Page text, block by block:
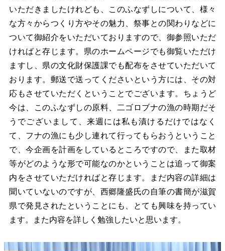
いただきましたけれども、このふなずしについて、様々
な方々からつくり方やその魅力、祭事との関わりなどに
ついて御紹介をいただいておりますので、御参照いただ
ければと存じます。県のホームページでも御覧いただけ
ますし、県の文化財保護課でも配布をさせていただいて
おります。郵送で送ってくださいという方には、その対
応もさせていただくということでございます。ちょうど
今は、このふなずしの原料、二ゴロブナの漁の時期だそ
うでございまして、来週には私も漬けるだけではなく
て、フナの漁にも少し連れて行ってもらおうということ
で、今企画を計画をしているところですので、また取材
等がどのような形で可能なのかということは追って御案
内をさせていただければと存じます。
まだ内容の詳細は
聞いていないのですが、西郷隆盛氏の自筆の書簡が滋賀
県で発見されたということにも、とても興味を持ってい
ます。また内容を詳しく勉強したいと思います。